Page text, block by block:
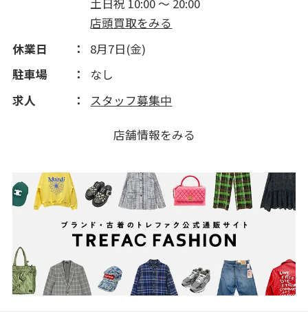
土日祝 10:00 ～ 20:00
店頭買取をみる
休業日
8月7日(金)
駐車場
なし
求人
スタッフ募集中
店舗情報をみる